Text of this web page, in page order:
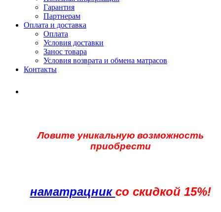
Гарантия
Партнерам
Оплата и доставка
Оплата
Условия доставки
Занос товара
Условия возврата и обмена матрасов
Контакты
Ловите уникальную возможность
приобрести
наматрацник со скидкой 15%!